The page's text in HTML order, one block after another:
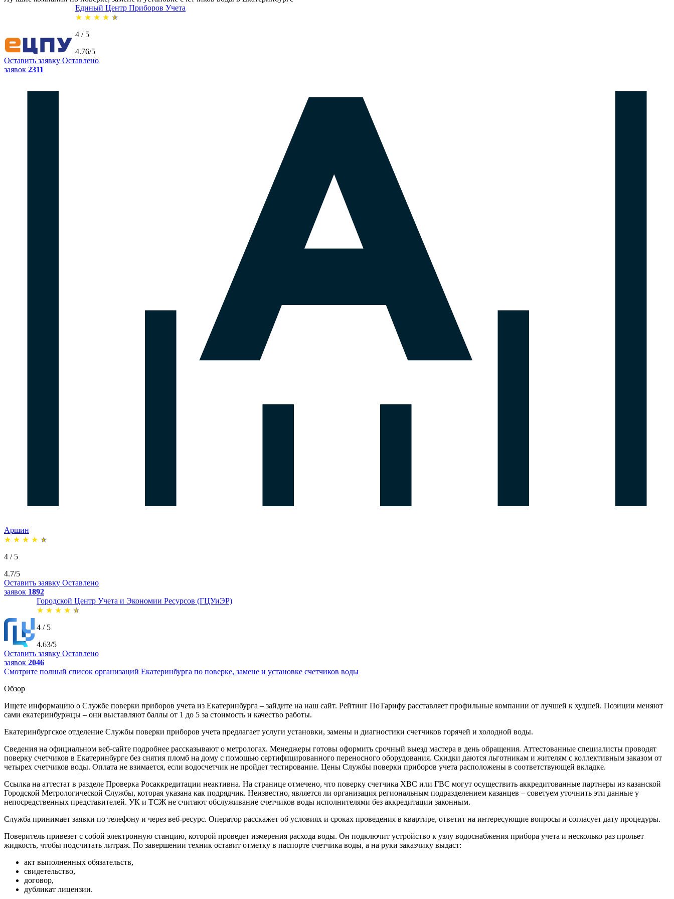
Единый Центр Приборов Учета
★ ★ ★ ★ ★
4 / 5
4.76/5
Оставить заявку Оставлено
заявок 2311
Аршин
★ ★ ★ ★ ★
4 / 5
4.7/5
Оставить заявку Оставлено
заявок 1892
Городской Центр Учета и Экономии Ресурсов (ГЦУиЭР)
★ ★ ★ ★ ★
4 / 5
4.63/5
Оставить заявку Оставлено
заявок 2046
Смотрите полный список организаций Екатеринбурга по поверке, замене и установке счетчиков воды
Обзор
Ищете информацию о Службе поверки приборов учета из Екатеринбурга – зайдите на наш сайт. Рейтинг ПоТарифу расставляет профильные компании от лучшей к худшей. Позиции меняют
сами екатеринбуржцы – они выставляют баллы от 1 до 5 за стоимость и качество работы.
Екатеринбургское отделение Службы поверки приборов учета предлагает услуги установки, замены и диагностики счетчиков горячей и холодной воды.
Сведения на официальном веб-сайте подробнее рассказывают о метрологах. Менеджеры готовы оформить срочный выезд мастера в день обращения. Аттестованные специалисты проводят
поверку счетчиков в Екатеринбурге без снятия пломб на дому с помощью сертифицированного переносного оборудования. Скидки даются льготникам и жителям с коллективным заказом от
четырех счетчиков воды. Оплата не взимается, если водосчетчик не пройдет тестирование. Цены Службы поверки приборов учета расположены в соответствующей вкладке.
Ссылка на аттестат в разделе Проверка Росаккредитации неактивна. На странице отмечено, что поверку счетчика ХВС или ГВС могут осуществить аккредитованные партнеры из казанской
Городской Метрологической Службы, которая указана как подрядчик. Неизвестно, является ли организация региональным подразделением казанцев – советуем уточнить эти данные у
непосредственных представителей. УК и ТСЖ не считают обслуживание счетчиков воды исполнителями без аккредитации законным.
Служба принимает заявки по телефону и через веб-ресурс. Оператор расскажет об условиях и сроках проведения в квартире, ответит на интересующие вопросы и согласует дату процедуры.
Поверитель привезет с собой электронную станцию, которой проведет измерения расхода воды. Он подключит устройство к узлу водоснабжения прибора учета и несколько раз прольет
жидкость, чтобы подсчитать литраж. По завершении техник оставит отметку в паспорте счетчика воды, а на руки заказчику выдаст:
акт выполненных обязательств,
свидетельство,
договор,
дубликат лицензии.